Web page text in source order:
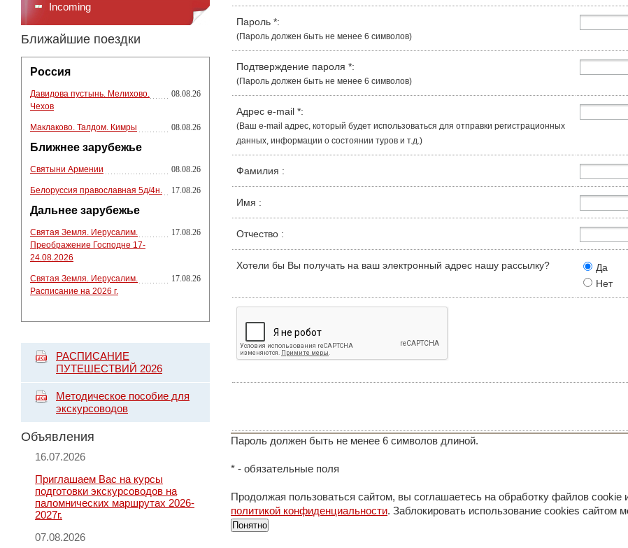
Incoming
Ближайшие поездки
Россия
Давидова пустынь. Мелихово.
Чехов
08.08.26
Маклаково. Талдом. Кимры 08.08.26
Ближнее зарубежье
Святыни Армении 08.08.26
Белоруссия православная 5д/4н. 17.08.26
Дальнее зарубежье
Святая Земля. Иерусалим.
Преображение Господне 17-
24.08.2026
17.08.26
Святая Земля. Иерусалим.
Расписание на 2026 г.
17.08.26
РАСПИСАНИЕ
ПУТЕШЕСТВИЙ 2026
Методическое пособие для
экскурсоводов
Объявления
16.07.2026
Приглашаем Вас на курсы
подготовки экскурсоводов на
паломнических маршрутах 2026-
2027г.
07.08.2026
Пароль *:
(Пароль должен быть не менее 6 символов)
Подтверждение пароля *:
(Пароль должен быть не менее 6 символов)
Адрес e-mail *:
(Ваш e-mail адрес, который будет использоваться для отправки регистрационных
данных, информации о состоянии туров и т.д.)
Фамилия :
Имя :
Отчество :
Хотели бы Вы получать на ваш электронный адрес нашу рассылку?
Да
Нет
Пароль должен быть не менее 6 символов длиной.
* - обязательные поля
Продолжая пользоваться сайтом, вы соглашаетесь на обработку файлов cookie
политикой конфиденциальности. Заблокировать использование cookies сайтом
Понятно